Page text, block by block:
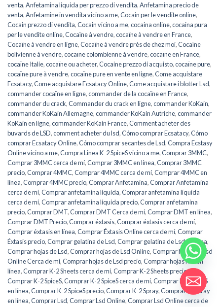
venta,Anfetamina liquida per prezzo di vendita,Anfetamina precio de
venta,Anfetamine in vendita vicino a me,Cocain per le vendite online,
Cocain prezzo di vendita,Cocain vicino a me,cocaina online,cocaina pura
per le vendite online,Cocaïne à vendre,cocaïne à vendre en France,
Cocaïne à vendre en ligne,Cocaïne à vendre près de chez moi,Cocaïne
bolivienne à vendre,cocaïne colombienne à vendre,cocaïne en France,
cocaïne Italie,cocaïne ou acheter,Cocaine prezzo di acquisto,cocaïne pure,
cocaïne pure à vendre,cocaïne pure en vente en ligne,Come acquistare
Ecsatacy,Come acquistare Ecsatacy Online,Come acquistare i blotter Lsd,
commander cocaïne en ligne,commander de la cocaïne en France,
commander du crack,Commander du crack en ligne,commander KoKain,
commander KoKain Allemagne,commander KoKain Autriche,commander
KoKain en ligne,commander KoKain France,Comment acheter des
buvards de LSD,comment acheter du lsd,Cómo comprar Ecsatacy,Cómo
comprar Ecsatacy Online,Cómo comprar secantes de Lsd,Compra Ecstasy
Online vicino a me,Compra Linea K-2 SpiceS vicino a me,Comprar 3MMC,
Comprar 3MMC cerca de mí,Comprar 3MMC en línea,Comprar 3MMC
precio,Comprar 4MMC,Comprar 4MMC cerca de mí,Comprar 4MMC en
línea,Comprar 4MMC precio,Comprar Anfetamina,Comprar Anfetamina
cerca de mí,Comprar anfetamina líquida,Comprar anfetamina líquida
cerca de mí,Comprar anfetamina líquida precio,Comprar anfetamina
precio,Comprar DMT,Comprar DMT Cerca de mí,Comprar DMT en línea,
Comprar DMT Precio,Comprar éxtasis,Comprar éxtasis cerca de mí,
Comprar éxtasis en línea,Comprar Éxtasis Online cerca de mí,Comprar
Éxtasis precio,Comprar gelatina de Lsd,Comprar gelatina de Lsd en línea,
Comprar hojas de Lsd,Comprar hojas de Lsd Online,Comprar hojas de Lsd
Online Cerca de mí,Comprar hojas de Lsd precio,Comprar hojas K-2 en
línea,Comprar K-2 Sheets cerca de mí,Comprar K-2 Sheets precio,
Comprar K-2 SpiceS,Comprar K-2 SpiceS cerca de mí,Comprar K-2 SpiceS
en línea,Comprar K-2 SpiceS precio,Comprar K-2 Spray,Comprar K-2 Sray
en línea,Comprar Lsd,Comprar Lsd Online,Comprar Lsd Online cerca de